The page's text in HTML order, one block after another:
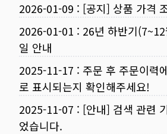
2026-01-09 : [공지] 상품 가격
2026-01-01 : 26년 하반기
일 안내
2025-11-17 : 주문 후 주문이력
로 표시되는지 확인해주세요!
2025-11-07 : [안내] 검색 관련
었습니다.